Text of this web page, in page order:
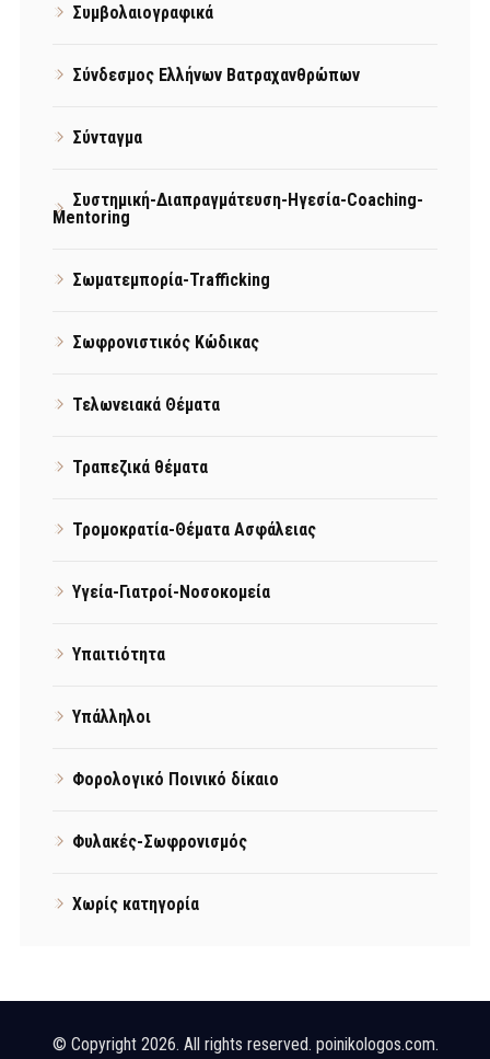
Συμβολαιογραφικά
Σύνδεσμος Ελλήνων Βατραχανθρώπων
Σύνταγμα
Συστημική-Διαπραγμάτευση-Ηγεσία-Coaching-
Mentoring
Σωματεμπορία-Trafficking
Σωφρονιστικός Κώδικας
Τελωνειακά Θέματα
Τραπεζικά θέματα
Τρομοκρατία-Θέματα Ασφάλειας
Υγεία-Γιατροί-Νοσοκομεία
Υπαιτιότητα
Υπάλληλοι
Φορολογικό Ποινικό δίκαιο
Φυλακές-Σωφρονισμός
Χωρίς κατηγορία
© Copyright 2026. All rights reserved. poinikologos.com.